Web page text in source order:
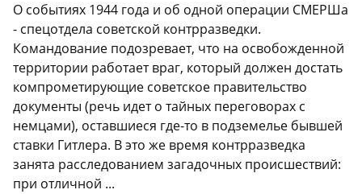
О событиях 1944 года и об одной операции СМЕРШа
- спецотдела советской контрразведки.
Командование подозревает, что на освобожденной
территории работает враг, который должен достать
компрометирующие советское правительство
документы (речь идет о тайных переговорах с
немцами), оставшиеся где-то в подземелье бывшей
ставки Гитлера. В это же время контрразведка
занята расследованием загадочных происшествий:
при отличной ...